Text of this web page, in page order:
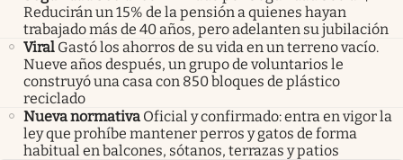
Reducirán un 15% de la pensión a quienes hayan
trabajado más de 40 años, pero adelanten su jubilación
Viral Gastó los ahorros de su vida en un terreno vacío.
Nueve años después, un grupo de voluntarios le
construyó una casa con 850 bloques de plástico
reciclado
Nueva normativa Oficial y confirmado: entra en vigor la
ley que prohíbe mantener perros y gatos de forma
habitual en balcones, sótanos, terrazas y patios